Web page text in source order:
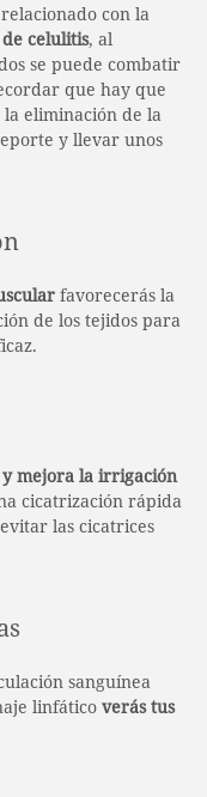
con la
celulitis, al
se puede combatir
que hay que
eliminación de la
y llevar unos
favorecerás la
de los tejidos para
y mejora la irrigación
cicatrización rápida
las cicatrices
sanguínea
linfático verás tus